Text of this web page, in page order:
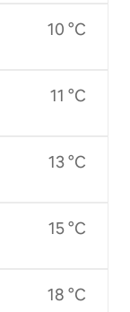
10 °C
11 °C
13 °C
15 °C
18 °C